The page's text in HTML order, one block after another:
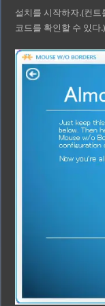
설치를 시작하자.(컨
코드를 확인할 수 있다.)